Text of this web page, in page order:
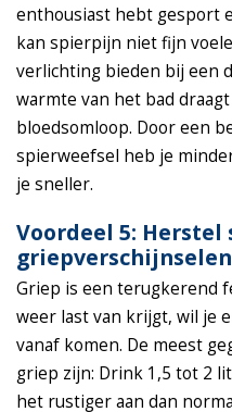
enthousiast hebt gesport
kan spierpijn niet fijn
verlichting bieden bij een
warmte van het bad
bloedsomloop. Door een
spierweefsel heb je
je sneller.
Voordeel 5: Herstel
griepverschijnselen
Griep is een terugkerend
weer last van krijgt, wil je
vanaf komen. De meest
griep zijn: Drink 1,5 tot 2
het rustiger aan dan